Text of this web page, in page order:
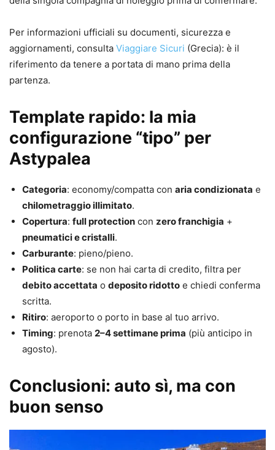
Per informazioni ufficiali su documenti, sicurezza e
aggiornamenti, consulta Viaggiare Sicuri (Grecia): è il
riferimento da tenere a portata di mano prima della
partenza.
Template rapido: la mia
configurazione “tipo” per
Astypalea
Categoria: economy/compatta con aria condizionata e
chilometraggio illimitato.
Copertura: full protection con zero franchigia +
pneumatici e cristalli.
Carburante: pieno/pieno.
Politica carte: se non hai carta di credito, filtra per
debito accettata o deposito ridotto e chiedi conferma
scritta.
Ritiro: aeroporto o porto in base al tuo arrivo.
Timing: prenota 2–4 settimane prima (più anticipo in
agosto).
Conclusioni: auto sì, ma con
buon senso